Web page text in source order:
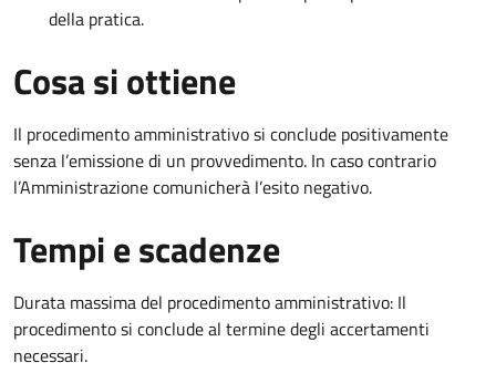
della pratica.
Cosa si ottiene
Il procedimento amministrativo si conclude positivamente
senza l’emissione di un provvedimento. In caso contrario
l’Amministrazione comunicherà l’esito negativo.
Tempi e scadenze
Durata massima del procedimento amministrativo: Il
procedimento si conclude al termine degli accertamenti
necessari.